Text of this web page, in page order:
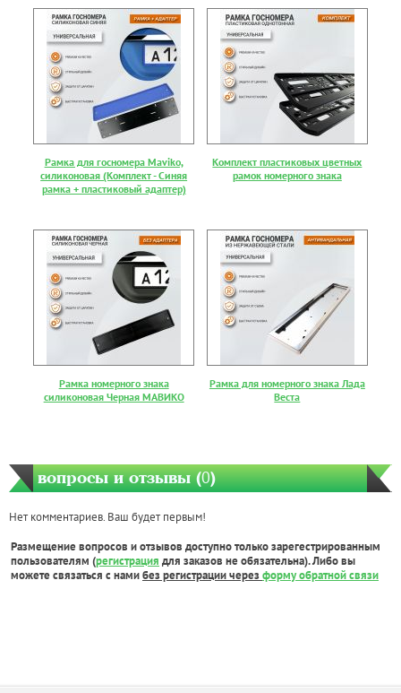
Рамка для госномера Maviko,
силиконовая (Комплект - Синяя
рамка + пластиковый адаптер)
Комплект пластиковых цветных
рамок номерного знака
Рамка номерного знака
силиконовая Черная МАВИКО
Рамка для номерного знака Лада
Веста
вопросы и отзывы (0)
Нет комментариев. Ваш будет первым!
Размещение вопросов и отзывов доступно только зарегестрированным
пользователям (регистрация для заказов не обязательна). Либо вы
можете связаться с намибез регистрации через форму обратной связи